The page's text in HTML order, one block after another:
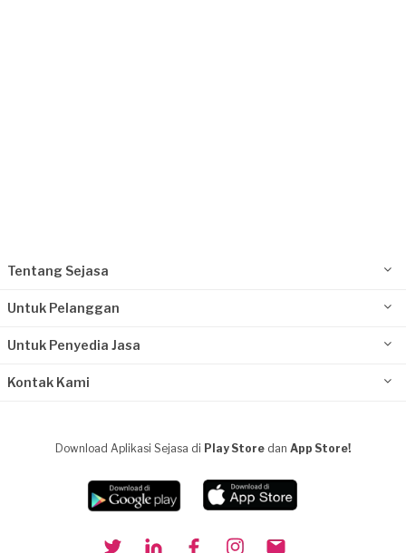
Tentang Sejasa
Untuk Pelanggan
Untuk Penyedia Jasa
Kontak Kami
Download Aplikasi Sejasa di Play Store dan App Store!